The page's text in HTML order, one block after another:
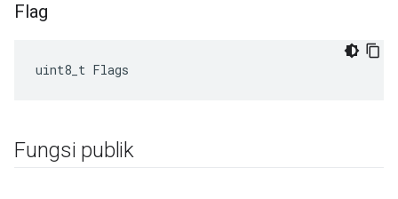
Flag
uint8_t Flags
Fungsi publik